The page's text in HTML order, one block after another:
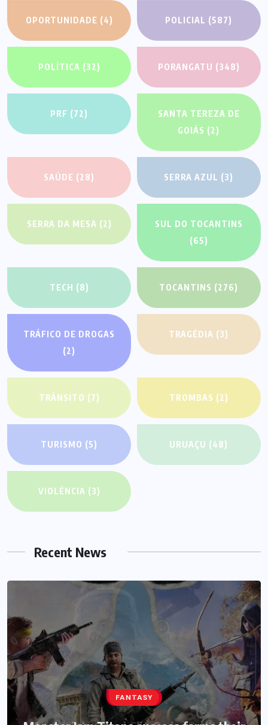
OPORTUNIDADE (4) POLICIAL (587)
POLÍTICA (32) PORANGATU (348)
PRF (72)
SANTA TEREZA DE
GOIÁS (2)
SAÚDE (28) SERRA AZUL (3)
SERRA DA MESA (2)
SUL DO TOCANTINS
(65)
TECH (8) TOCANTINS (276)
TRÁFICO DE DROGAS
(2)
TRAGÉDIA (3)
TRÂNSITO (7) TROMBAS (2)
TURISMO (5) URUAÇU (48)
VIOLÊNCIA (3)
Recent News
HEROES